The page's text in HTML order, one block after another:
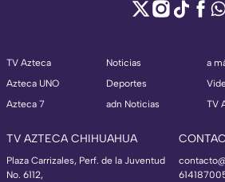
TV Azteca
Azteca UNO
Azteca 7
Noticias
Deportes
adn Noticias
a
TV
TV AZTECA CHIHUAHUA
Plaza Carrizales, Perf. de la Juventud
No. 6112,